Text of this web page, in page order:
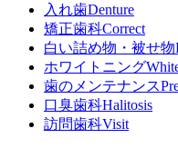
入れ歯Denture
矯正歯科Correct
白い詰め物・被せ物
ホワイトニング
歯のメンテナンス
口臭歯科Halitosis
訪問歯科Visit